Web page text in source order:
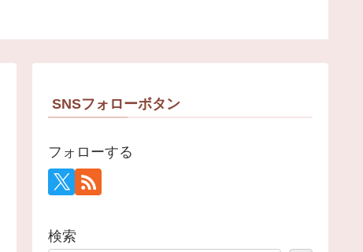
SNSフォローボタン
フォローする
検索